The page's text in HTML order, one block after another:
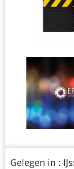
Gelegen in :